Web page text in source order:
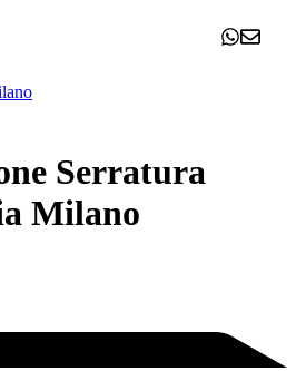
Serratura
Milano